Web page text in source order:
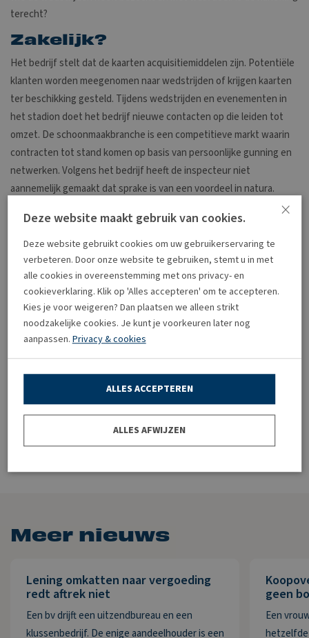
terecht?
Zakelijk?
Het bedrijf stelt dat de kaarten acquisitiemiddelen zijn. Potentiële
klanten worden meegenomen naar wedstrijden of krijgen kaarten
ter beschikking gesteld. Tijdens wedstrijden en evenementen in
het stadion doet het bedrijf nieuwe contacten op die leiden tot
omzet. De schoonmaakbranche is een competitieve markt waarin
contracten tot stand komen op basis van persoonlijke gunning en
netwerken. Volgens het bedrijf heeft de inspecteur niet
aannemelijk gemaakt dat sprake is van een voordeel in natura.
Privé
De rechtbank oordeelt dat het bezoeken van voetbalwedstrijden
in hoge mate een recreatief karakter heeft. Werknemers die een
wedstrijd bezoeken, doen dat in beginsel uit eigen persoonlijke
behoeftenbevrediging. Het is vervolgens aan het bedrijf om het
zakelijke karakter van de verstrekking aannemelijk te maken. Daarin
slaagt het bedrijf niet. Het bedrijf heeft niet inzichtelijk gemaakt
wie de kaarten heeft gebruikt en of dat een zakelijk of privédoel
had. Dat tijdens een wedstrijdbezoek een contact kan worden
naheffingsaanslag is terecht opgelegd.
Meer nieuws
Lening omkatten naar vergoeding
redt aftrek niet
Een bv drijft een uitzendbureau en een
klussenbedrijf. De enige aandeelhouder is een
geen
Een
hetzelfde
×
Deze website maakt gebruik van cookies.
Deze website gebruikt cookies om uw gebruikerservaring te
verbeteren. Door onze website te gebruiken, stemt u in met
alle cookies in overeenstemming met ons privacy- en
cookieverklaring. Klik op 'Alles accepteren' om te accepteren.
Kies je voor weigeren? Dan plaatsen we alleen strikt
noodzakelijke cookies. Je kunt je voorkeuren later nog
aanpassen.Privacy & cookies
ALLES ACCEPTEREN
ALLES AFWIJZEN